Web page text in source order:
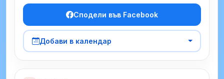
Сподели във Facebook
Добави в календар